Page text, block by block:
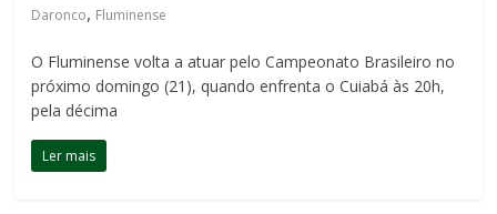
Daronco, Fluminense
O Fluminense volta a atuar pelo Campeonato Brasileiro no
próximo domingo (21), quando enfrenta o Cuiabá às 20h,
pela décima
Ler mais